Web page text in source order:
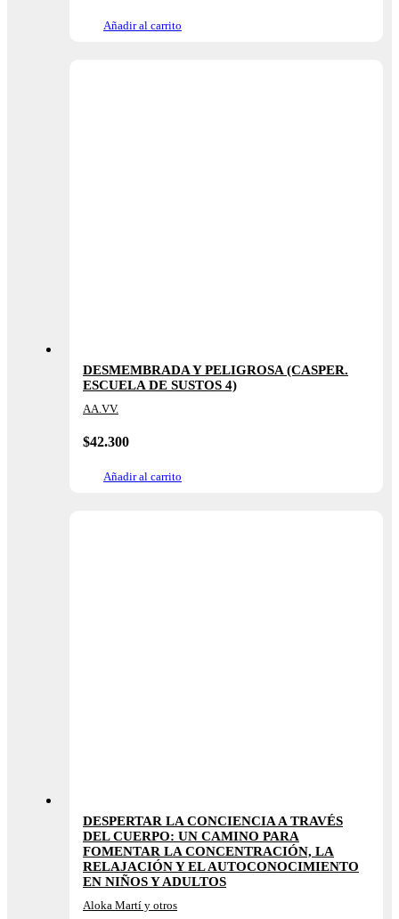
Añadir al carrito
DESMEMBRADA Y PELIGROSA (CASPER.
ESCUELA DE SUSTOS 4)
AA.VV.
$42.300
Añadir al carrito
DESPERTAR LA CONCIENCIA A TRAVÉS
DEL CUERPO: UN CAMINO PARA
FOMENTAR LA CONCENTRACIÓN, LA
RELAJACIÓN Y EL AUTOCONOCIMIENTO
EN NIÑOS Y ADULTOS
Aloka Martí y otros